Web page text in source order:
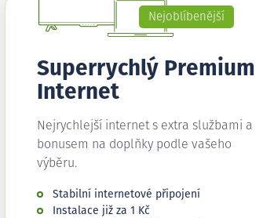
Nejoblíbenější
Superrychlý Premium
Internet
Nejrychlejší internet s extra službami a
bonusem na doplňky podle vašeho
výběru.
Stabilní internetové připojení
Instalace již za 1 Kč